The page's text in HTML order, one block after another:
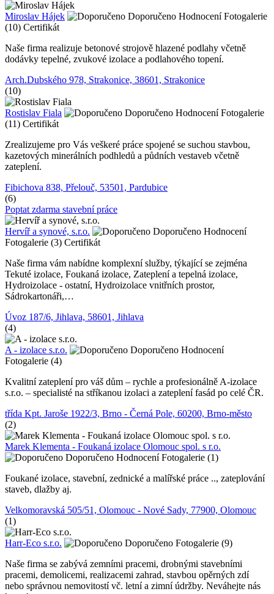
Miroslav Hájek Doporučeno Hodnocení Fotogalerie
(10) Certifikát
Naše firma realizuje betonové strojově hlazené podlahy včetně
dodávky tepelné, zvukové izolace a podlahového topení.
Arch.Dubského 978, Strakonice, 38601, Strakonice
(10)
Rostislav Fiala Doporučeno Hodnocení Fotogalerie
(11) Certifikát
Zrealizujeme pro Vás veškeré práce spojené se suchou stavbou,
kazetových minerálních podhledů a půdních vestaveb včetně
zateplení.
Fibichova 838, Přelouč, 53501, Pardubice
(6)
Poptat zdarma stavební práce
Hervíř a synové, s.r.o. Doporučeno Hodnocení
Fotogalerie (3) Certifikát
Naše firma vám nabídne komplexní služby, týkající se zejména
Tekuté izolace, Foukaná izolace, Zateplení a tepelná izolace,
Hydroizolace - ostatní, Hydroizolace vnitřních prostor,
Sádrokartonáři,…
Úvoz 187/6, Jihlava, 58601, Jihlava
(4)
A - izolace s.r.o. Doporučeno Hodnocení
Fotogalerie (4)
Kvalitní zateplení pro váš dům – rychle a profesionálně A-izolace
s.r.o. – specialisté na stříkanou izolaci a zateplení fasád po celé ČR.
třída Kpt. Jaroše 1922/3, Brno - Černá Pole, 60200, Brno-město
(2)
Marek Klementa - Foukaná izolace Olomouc spol. s r.o.
Doporučeno Hodnocení Fotogalerie (1)
Foukané izolace, stavební, zednické a malířské práce .., zateplování
staveb, dlažby aj.
Velkomoravská 505/51, Olomouc - Nové Sady, 77900, Olomouc
(1)
Harr-Eco s.r.o. Doporučeno Fotogalerie (9)
Naše firma se zabývá zemními pracemi, drobnými stavebními
pracemi, demolicemi, realizacemi zahrad, stavbou opěrných zdí
nebo správnou nemovitostí vč. letní a zimní údržby. Neváhejte nás